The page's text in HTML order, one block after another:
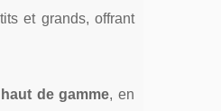
et grands, offrant
de gamme, en